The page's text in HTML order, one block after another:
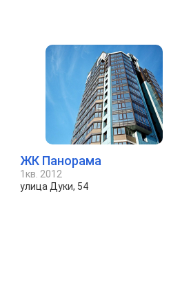
ЖК Панорама
1кв. 2012
улица Дуки, 54